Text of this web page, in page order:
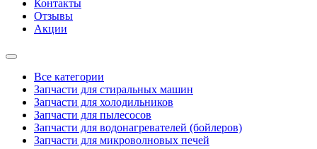
Контакты
Отзывы
Акции
Все категории
Запчасти для стиральных машин
Запчасти для холодильников
Запчасти для пылесосов
Запчасти для водонагревателей (бойлеров)
Запчасти для микроволновых печей